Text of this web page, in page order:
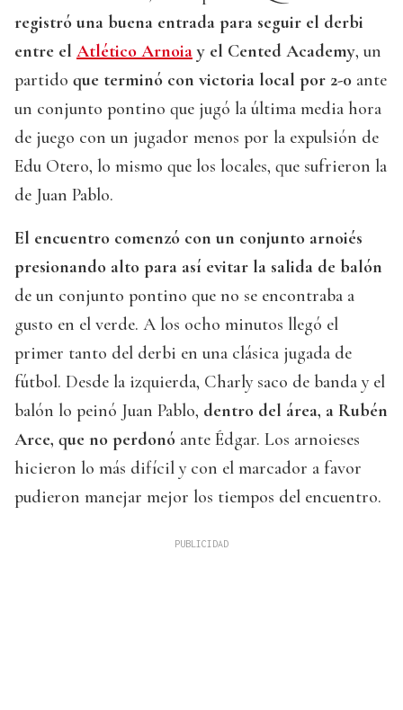
registró una buena entrada para seguir el derbi
entre el Atlético Arnoiay el Cented Academy, un
partido que terminó con victoria local por 2-0 ante
un conjunto pontino que jugó la última media hora
de juego con un jugador menos por la expulsión de
Edu Otero, lo mismo que los locales, que sufrieron la
de Juan Pablo.
El encuentro comenzó con un conjunto arnoiés
presionando alto para así evitar la salida de balón
de un conjunto pontino que no se encontraba a
gusto en el verde. A los ocho minutos llegó el
primer tanto del derbi en una clásica jugada de
fútbol. Desde la izquierda, Charly saco de banda y el
balón lo peinó Juan Pablo, dentro del área, a Rubén
Arce, que no perdonó ante Édgar. Los arnoieses
hicieron lo más difícil y con el marcador a favor
pudieron manejar mejor los tiempos del encuentro.